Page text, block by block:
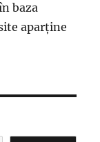
baza
aparține